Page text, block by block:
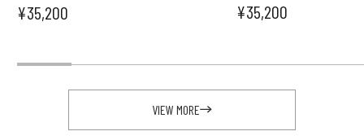
セール価格
¥35,200 セール価格
¥35,200
VIEW MORE